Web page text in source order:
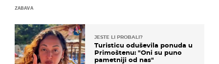
ZABAVA
JESTE LI PROBALI?
Turisticu oduševila ponuda u
Primoštenu: "Oni su puno
pametniji od nas"